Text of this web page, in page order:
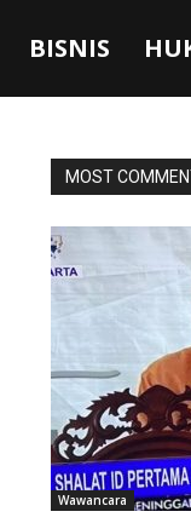
BISNIS
MOST
Wawancara